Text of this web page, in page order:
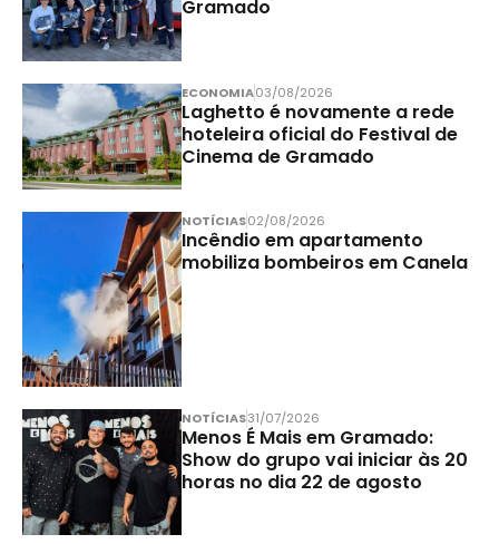
Gramado
ECONOMIA03/08/2026
Laghetto é novamente a rede
hoteleira oficial do Festival de
Cinema de Gramado
NOTÍCIAS02/08/2026
Incêndio em apartamento
mobiliza bombeiros em Canela
NOTÍCIAS31/07/2026
Menos É Mais em Gramado:
Show do grupo vai iniciar às 20
horas no dia 22 de agosto